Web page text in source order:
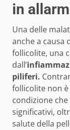
in
Una delle
anche a causa
follicolite, una
dall’
piliferi.
follicolite non
condizione
significativi,
salute della